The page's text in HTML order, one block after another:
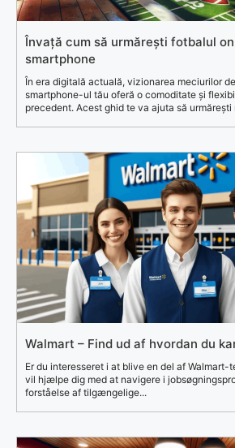
Învață cum să urmărești fotbalul
smartphone
În era digitală actuală, vizionarea meciurilor
smartphone-ul tău oferă o comoditate și
precedent. Acest ghid te va ajuta să urmărești
Walmart – Find ud af hvordan du
Er du interesseret i at blive en del af Walmart-
vil hjælpe dig med at navigere i
forståelse af tilgængelige...